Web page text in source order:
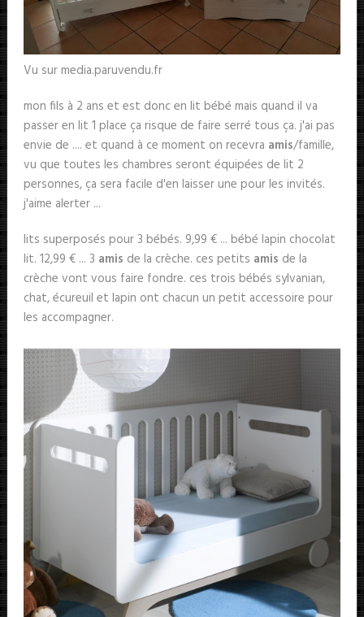
Vu sur media.paruvendu.fr
mon fils à 2 ans et est donc en lit bébé mais quand il va
passer en lit 1 place ça risque de faire serré tous ça. j'ai pas
envie de .... et quand à ce moment on recevra amis/famille,
vu que toutes les chambres seront équipées de lit 2
personnes, ça sera facile d'en laisser une pour les invités.
j'aime alerter ...
lits superposés pour 3 bébés. 9,99 € ... bébé lapin chocolat
lit. 12,99 € ... 3 amis de la crèche. ces petits amis de la
crèche vont vous faire fondre. ces trois bébés sylvanian,
chat, écureuil et lapin ont chacun un petit accessoire pour
les accompagner.